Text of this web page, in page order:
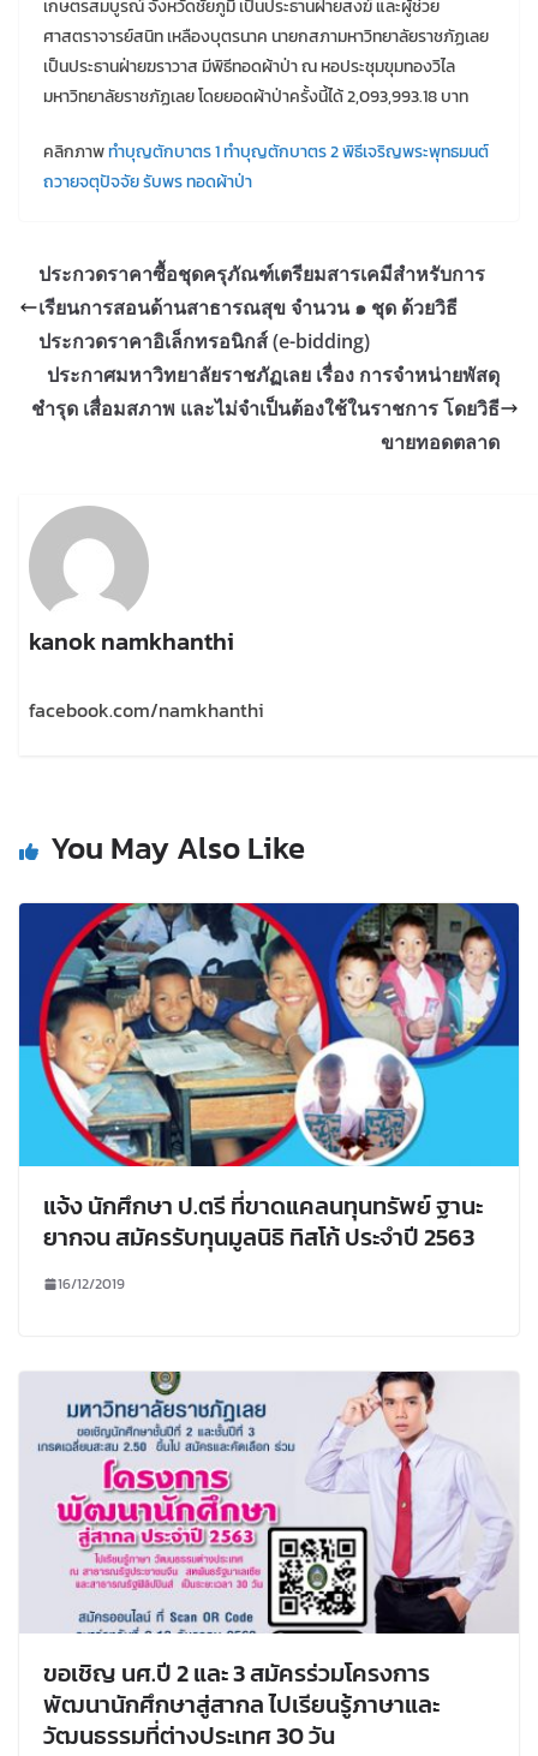
เกษตรสมบูรณ์ จังหวัดชัยภูมิ เป็นประธานฝ่ายสงฆ์ และผู้ช่วย
ศาสตราจารย์สนิท เหลืองบุตรนาค นายกสภามหาวิทยาลัยราชภัฏเลย
เป็นประธานฝ่ายฆราวาส มีพิธีทอดผ้าป่า ณ หอประชุมขุมทองวิไล
มหาวิทยาลัยราชภัฏเลย โดยยอดผ้าป่าครั้งนี้ได้ 2,093,993.18 บาท
คลิกภาพทำบุญตักบาตร 1ทำบุญตักบาตร 2พิธีเจริญพระพุทธมนต์
ถวายจตุปัจจัยรับพรทอดผ้าป่า
ประกวดราคาซื้อชุดครุภัณฑ์เตรียมสารเคมีสำหรับการ
เรียนการสอนด้านสาธารณสุข จำนวน ๑ ชุด ด้วยวิธี
ประกวดราคาอิเล็กทรอนิกส์ (e-bidding)
ประกาศมหาวิทยาลัยราชภัฏเลย เรื่อง การจำหน่ายพัสดุ
ชำรุด เสื่อมสภาพ และไม่จำเป็นต้องใช้ในราชการ โดยวิธี
ขายทอดตลาด
kanok namkhanthi
facebook.com/namkhanthi
You May Also Like
แจ้ง นักศึกษา ป.ตรี ที่ขาดแคลนทุนทรัพย์ ฐานะ
ยากจน สมัครรับทุนมูลนิธิ ทิสโก้ ประจำปี 2563
16/12/2019
ขอเชิญ นศ.ปี 2 และ 3 สมัครร่วมโครงการ
พัฒนานักศึกษาสู่สากล ไปเรียนรู้ภาษาและ
วัฒนธรรมที่ต่างประเทศ 30 วัน